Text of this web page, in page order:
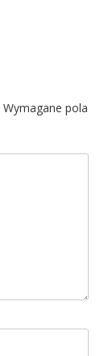
Wymagane pola